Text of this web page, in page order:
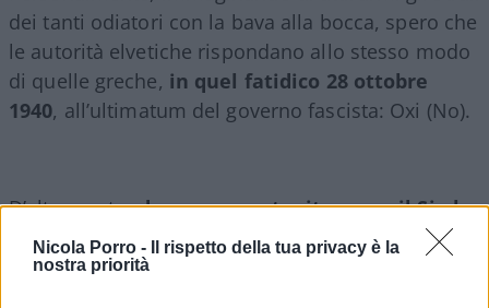
Nicola Porro -
Il rispetto della tua privacy è la
nostra priorità
dei tanti odiatori con la bava alla bocca, spero che
le autorità elvetiche rispondano allo stesso modo
di quelle greche, in quel fatidico 28 ottobre
1940, all’ultimatum del governo fascista: Oxi (No).
D’altro canto,da acceso sostenitore per il Si al
referendum confermativo sulla riforma della
giustizia, non posso non rilevare che per ovvi